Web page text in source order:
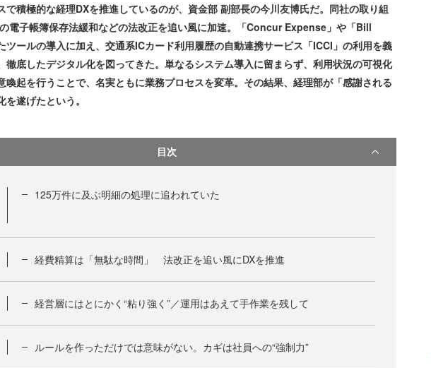
で積極的な経理DXを推進しているのが、資金部 副部長の今川友博氏だ。同社の取り組
電子帳簿保存法緩和などの法改正を追い風に加速。「Concur Expense」や「Bill
ツールの導入に加え、交通系ICカード利用履歴の自動連携サービス「ICCI」の利用を義
徹底したデジタル化を図ってきた。単なるシステム導入に留まらず、利用状況の可視化
喚起を行うことで、名実ともに業務プロセスを変革。その結果、経理部が「感謝される
遂げたという。
目次
125万件に及ぶ明細の処理に追われていた
経費精算は「無駄な時間」 法改正を追い風にDXを推進
経営層にはとにかく“粘り強く”／運用はあえて手作業を残して
ルールを作っただけでは意味がない。カギは社員への“強制力”